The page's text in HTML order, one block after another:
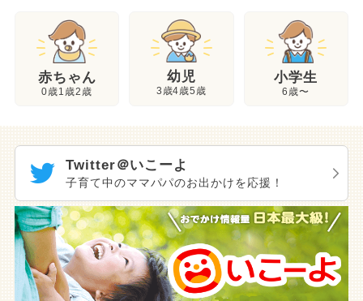
赤ちゃん
0歳1歳2歳
幼児
3歳4歳5歳
小学生
6歳〜
Twitter＠いこーよ
子育て中のママパパのお出かけを応援！